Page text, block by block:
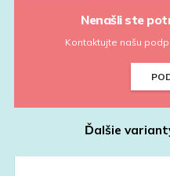
Nenašli ste
Kontaktujte našu
Ďalšie